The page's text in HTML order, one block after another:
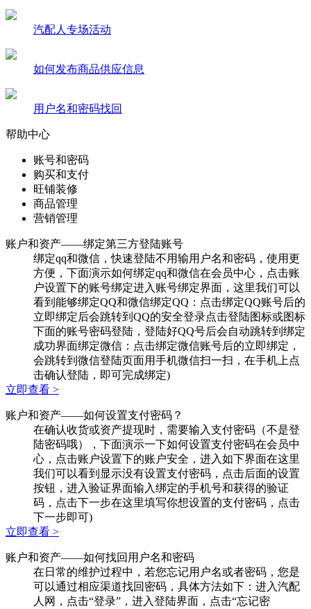
汽配人专场活动
如何发布商品供应信息
用户名和密码找回
帮助中心
账号和密码
购买和支付
旺铺装修
商品管理
营销管理
账户和资产——绑定第三方登陆账号
绑定qq和微信，快速登陆不用输用户名和密码，使用更
方便，下面演示如何绑定qq和微信在会员中心，点击账
户设置下的账号绑定进入账号绑定界面，这里我们可以
看到能够绑定QQ和微信绑定QQ：点击绑定QQ账号后的
立即绑定后会跳转到QQ的安全登录点击登陆图标或图标
下面的账号密码登陆，登陆好QQ号后会自动跳转到绑定
成功界面绑定微信：点击绑定微信账号后的立即绑定，
会跳转到微信登陆页面用手机微信扫一扫，在手机上点
击确认登陆，即可完成绑定)
立即查看 >
账户和资产——如何设置支付密码？
在确认收货或资产提现时，需要输入支付密码（不是登
陆密码哦），下面演示一下如何设置支付密码在会员中
心，点击账户设置下的账户安全，进入如下界面在这里
我们可以看到显示没有设置支付密码，点击后面的设置
按钮，进入验证界面输入绑定的手机号和获得的验证
码，点击下一步在这里填写你想设置的支付密码，点击
下一步即可)
立即查看 >
账户和资产——如何找回用户名和密码
在日常的维护过程中，若您忘记用户名或者密码，您是
可以通过相应渠道找回密码，具体方法如下：进入汽配
人网，点击“登录”，进入登陆界面，点击“忘记密